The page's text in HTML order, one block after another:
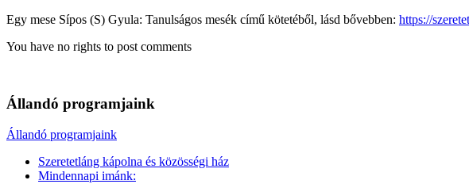
Egy mese Sípos (S) Gyula: Tanulságos mesék című kötetéből, lásd bővebben: https://
You have no rights to post comments
Állandó programjaink
Állandó programjaink
Szeretetláng kápolna és közösségi ház
Mindennapi imánk: